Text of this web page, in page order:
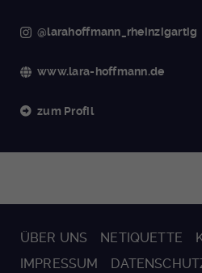
@larahoffmann_rheinzigartig
www.lara-hoffmann.de
zum Profil
ÜBER UNS NETIQUETTE
IMPRESSUM